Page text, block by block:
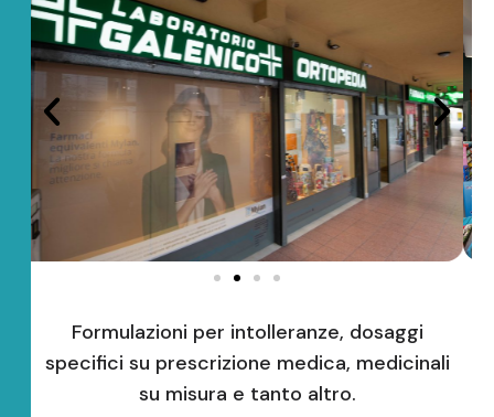
Formulazioni per intolleranze, dosaggi
specifici su prescrizione medica, medicinali
su misura e tanto altro.